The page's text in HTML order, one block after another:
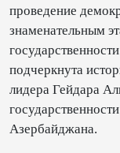
проведение
знаменательным
подчеркнута
лидера Гейдара
Азербайджана.